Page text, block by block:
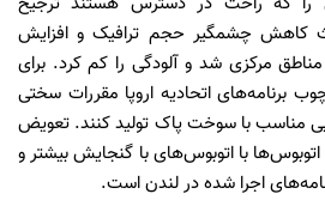
کاهش چشمگیر حجم ترافیک و افزایش
مرکزی شد و آلودگی را کم کرد. برای
برنامه‌های اتحادیه اروپا مقررات سختی
مناسب با سوخت پاک تولید کنند. تعویض
اتوبوس‌ها با اتوبوس‌های با گنجایش بیشتر و
اجرا شده در لندن است.